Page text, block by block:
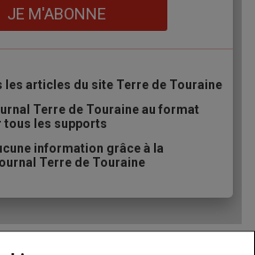
JE M'ABONNE
les articles du site Terre de Touraine
Terre de Touraine au format
tous les supports
information grâce à la
Terre de Touraine